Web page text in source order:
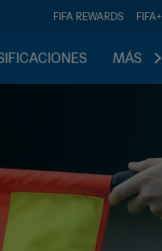
FIFA REWARDS FIFA+
MÁS